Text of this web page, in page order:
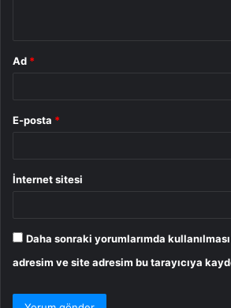
Ad *
E-posta *
İnternet sitesi
Daha sonraki yorumlarımda
adresim ve site adresim bu tarayıcıya